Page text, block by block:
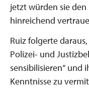
jetzt würden sie
hinreichend
Ruiz folgerte
Polizei- und
sensibilisieren“ und
Kenntnisse zu